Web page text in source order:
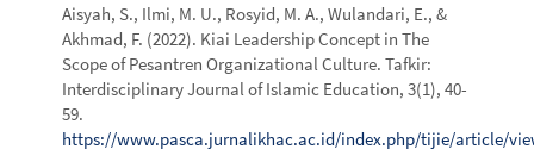
Aisyah, S., Ilmi, M. U., Rosyid, M. A., Wulandari, E., &
Akhmad, F. (2022). Kiai Leadership Concept in The
Scope of Pesantren Organizational Culture. Tafkir:
Interdisciplinary Journal of Islamic Education, 3(1), 40-
59.
https://www.pasca.jurnalikhac.ac.id/index.php/tijie/article/